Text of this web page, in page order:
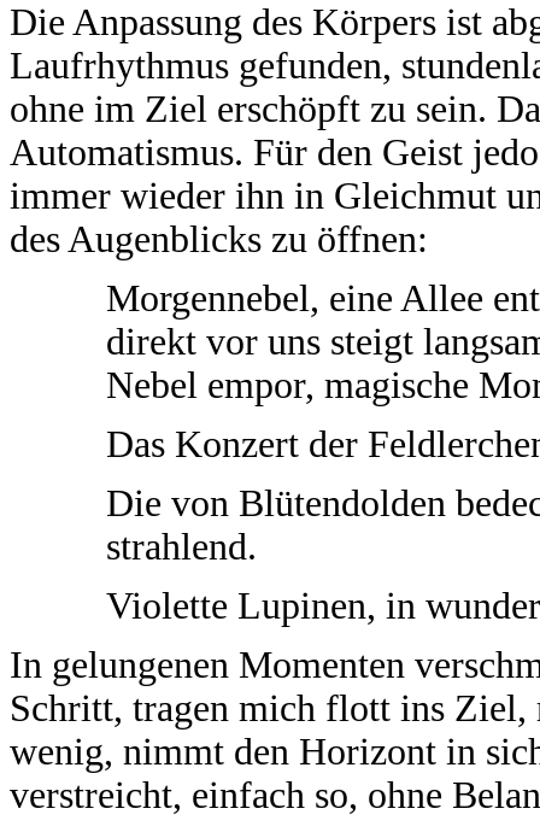
Die Anpassung des Körpers ist
Laufrhythmus gefunden,
ohne im Ziel erschöpft zu sein.
Automatismus. Für den Geist
immer wieder ihn in Gleichmut
des Augenblicks zu öffnen:
Morgennebel, eine Allee
direkt vor uns steigt
Nebel empor, magische
Das Konzert der
Die von Blütendolden
strahlend.
Violette Lupinen, in
In gelungenen Momenten
Schritt, tragen mich flott ins
wenig, nimmt den Horizont in
verstreicht, einfach so, ohne